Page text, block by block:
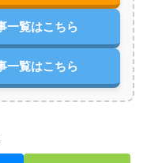
一覧はこちら
一覧はこちら